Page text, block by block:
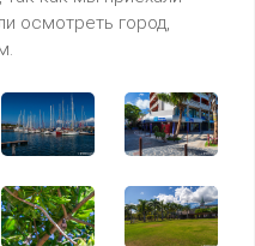
осмотреть город,